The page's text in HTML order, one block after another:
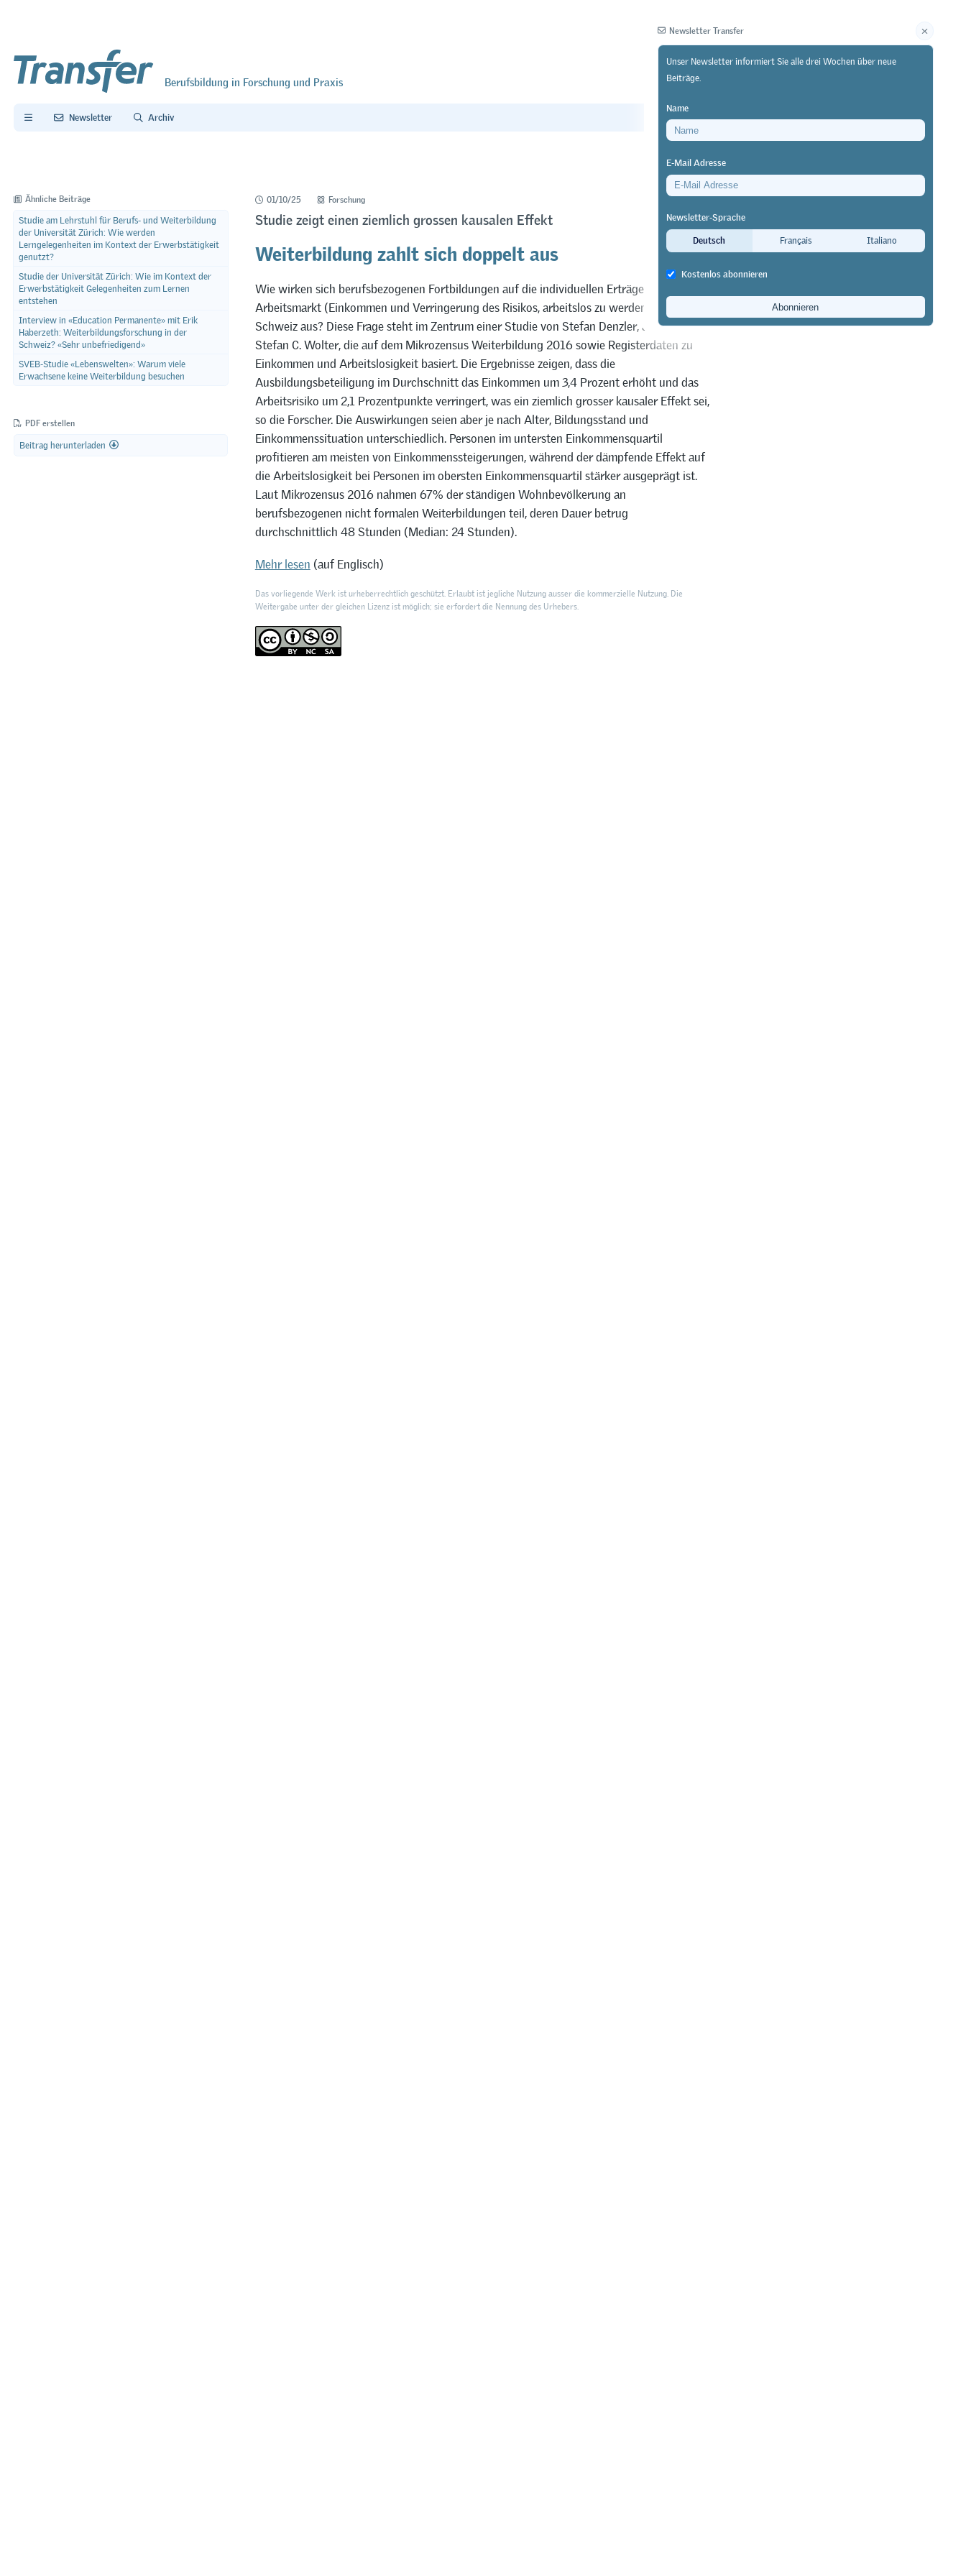
Berufsbildung in Forschung und Praxis
Newsletter Archiv
Ähnliche Beiträge
Studie am Lehrstuhl für Berufs- und Weiterbildung
der Universität Zürich: Wie werden
Lerngelegenheiten im Kontext der Erwerbstätigkeit
genutzt?
Studie der Universität Zürich: Wie im Kontext der
Erwerbstätigkeit Gelegenheiten zum Lernen
entstehen
Interview in «Education Permanente» mit Erik
Haberzeth: Weiterbildungsforschung in der
Schweiz? «Sehr unbefriedigend»
SVEB-Studie «Lebenswelten»: Warum viele
Erwachsene keine Weiterbildung besuchen
PDF erstellen
Beitrag herunterladen
01/10/25 Forschung
Studie zeigt einen ziemlich grossen kausalen Effekt
Weiterbildung zahlt sich doppelt aus
Wie wirken sich berufsbezogenen Fortbildungen auf die individuellen Erträge am
Arbeitsmarkt (Einkommen und Verringerung des Risikos, arbeitslos zu werden) in der
Schweiz aus? Diese Frage steht im Zentrum einer Studie von Stefan Denzler, Jens Ruhose,
Stefan C. Wolter, die auf dem Mikrozensus Weiterbildung 2016 sowie Registerdaten zu
Einkommen und Arbeitslosigkeit basiert. Die Ergebnisse zeigen, dass die
Ausbildungsbeteiligung im Durchschnitt das Einkommen um 3,4 Prozent erhöht und das
Arbeitsrisiko um 2,1 Prozentpunkte verringert, was ein ziemlich grosser kausaler Effekt sei,
so die Forscher. Die Auswirkungen seien aber je nach Alter, Bildungsstand und
Einkommenssituation unterschiedlich. Personen im untersten Einkommensquartil
profitieren am meisten von Einkommenssteigerungen, während der dämpfende Effekt auf
die Arbeitslosigkeit bei Personen im obersten Einkommensquartil stärker ausgeprägt ist.
Laut Mikrozensus 2016 nahmen 67% der ständigen Wohnbevölkerung an
berufsbezogenen nicht formalen Weiterbildungen teil, deren Dauer betrug
durchschnittlich 48 Stunden (Median: 24 Stunden).
Mehr lesen (auf Englisch)
Das vorliegende Werk ist urheberrechtlich geschützt. Erlaubt ist jegliche Nutzung ausser die kommerzielle Nutzung. Die
Weitergabe unter der gleichen Lizenz ist möglich; sie erfordert die Nennung des Urhebers.
Newsletter Transfer
Unser Newsletter informiert Sie alle drei Wochen über neue
Beiträge.
Name
E-Mail Adresse
Newsletter-Sprache
Deutsch
Français Italiano
Kostenlos abonnieren